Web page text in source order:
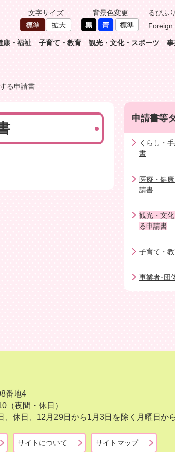
文字サイズ 背景色変更
るびふり
Foreign
康・福祉 子育て・教育 観光・文化・スポーツ
る申請書
申請書等
くらし・
書
医療・健
請書
観光・文
る申請書
子育て・
事業者･団
番地4
（夜間・休日）
休日、12月29日から1月3日を除く月曜日か
サイトについて サイトマップ